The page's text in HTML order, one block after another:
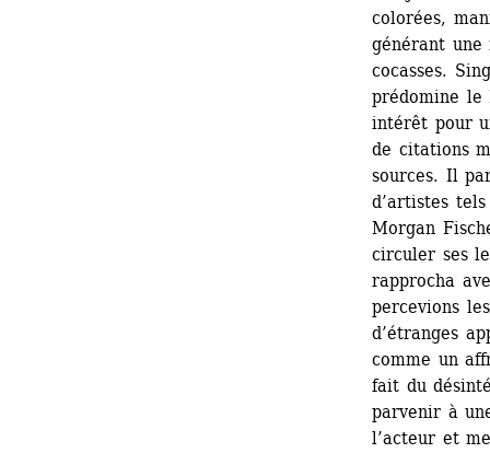
colorées,
générant une
cocasses.
prédomine le
intérêt pour
de citations
sources. Il
d’artistes
Morgan
circuler ses
rapprocha
percevions
d’étranges
comme un
fait du
parvenir à
l’acteur et